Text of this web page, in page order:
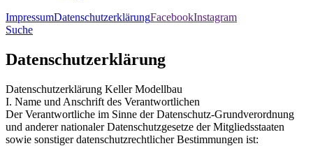
ImpressumDatenschutzerklärungFacebookInstagram
Suche
Datenschutzerklärung
Datenschutzerklärung Keller Modellbau
I. Name und Anschrift des Verantwortlichen
Der Verantwortliche im Sinne der Datenschutz-Grundverordnung
und anderer nationaler Datenschutzgesetze der Mitgliedsstaaten
sowie sonstiger datenschutzrechtlicher Bestimmungen ist: